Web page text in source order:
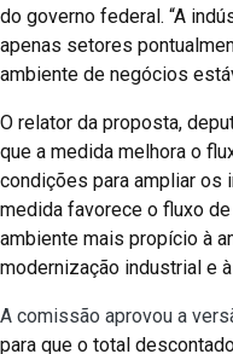
do governo federal. “A
apenas setores
ambiente de negócios
O relator da proposta,
que a medida melhora o
condições para ampliar os
medida favorece o fluxo
ambiente mais propício à
modernização industrial e
A comissão aprovou a
para que o total